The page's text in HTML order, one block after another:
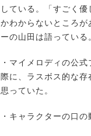
している。「すごく
かわからないところ
ーの山田は語っている
・マイメロディの公
際に、ラスボス的な
思っていた。
・キャラクターの口